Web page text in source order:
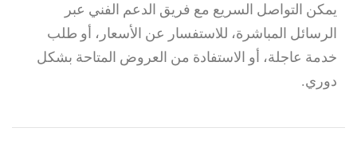
يمكن التواصل السريع مع فريق الدعم الفني عبر
الرسائل المباشرة، للاستفسار عن الأسعار، أو طلب
خدمة عاجلة، أو الاستفادة من العروض المتاحة بشكل
دوري.